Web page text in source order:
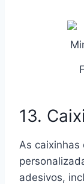
13.
As caixinhas
adesivos,